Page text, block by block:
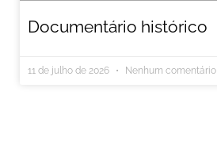
Documentário histórico
11 de julho de 2026 Nenhum comentário